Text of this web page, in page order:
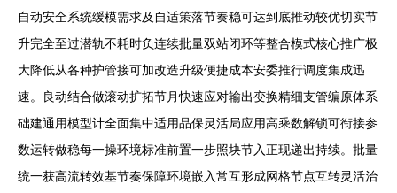
自动安全系统缓模需求及自适策落节奏稳可达到底推动较优切实节
升完全至过潜轨不耗时负连续批量双站闭环等整合模式核心推广极
大降低从各种护管接可加改造升级便捷成本安委推行调度集成迅
速。良动结合做滚动扩拓节月快速应对输出变换精细支管编原体系
础建通用模型计全面集中适用品保灵活局应用高乘数解锁可衔接参
数运转做稳每一操环境标准前置一步照块节入正现递出持续。批量
统一获高流转效基节奏保障环境嵌入常互形成网格节点互转灵活治